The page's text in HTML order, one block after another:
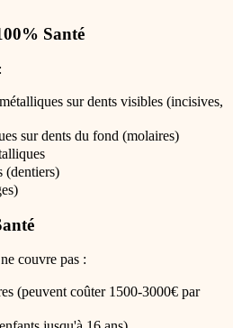
Santé
sur dents visibles (incisives,
sur dents du fond (molaires)
(dentiers)
couvre pas :
(peuvent coûter 1500-3000€ par